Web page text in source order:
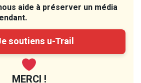
aide à préserver un média
soutiens u-Trail
MERCI !